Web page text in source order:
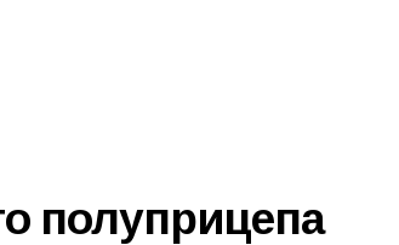
полуприцепа